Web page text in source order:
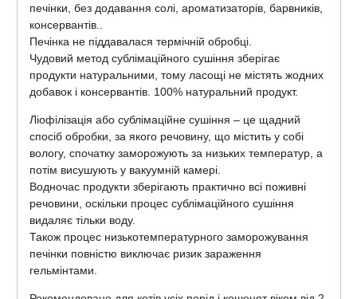
печінки, без додавання солі, ароматизаторів, барвників,
консервантів..
Печінка не піддавалася термічній обробці.
Чудовий метод сублімаційного сушіння зберігає
продукти натуральними, тому ласощі не містять жодних
добавок і консервантів. 100% натуральний продукт.
Ліофілізація або сублімаційне сушіння – це щадний
спосіб обробки, за якого речовину, що містить у собі
вологу, спочатку заморожують за низьких температур, а
потім висушують у вакуумній камері.
Водночас продукти зберігають практично всі поживні
речовини, оскільки процес сублімаційного сушіння
видаляє тільки воду.
Також процес низькотемпературного заморожування
печінки повністю виключає ризик зараження
гельмінтами.